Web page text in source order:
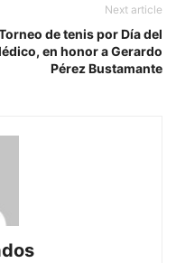
Next article
de tenis por Día del
en honor a Gerardo
Pérez Bustamante